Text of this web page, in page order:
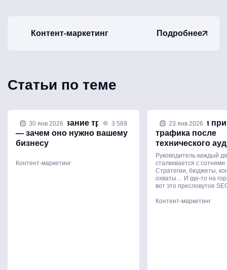
Контент-маркетинг Подробнее
Статьи по теме
30 янв 2026 3 569
Прогнозирование трафика
— зачем оно нужно вашему
бизнесу
Контент-маркетинг
23 янв 2026
Возможен ли
трафика после
технического
Руководитель каждый
сталкивается с сотнями
Стратегии, бюджеты,
охваты… И где-то на
вот это пресловутое
Контент-маркетинг